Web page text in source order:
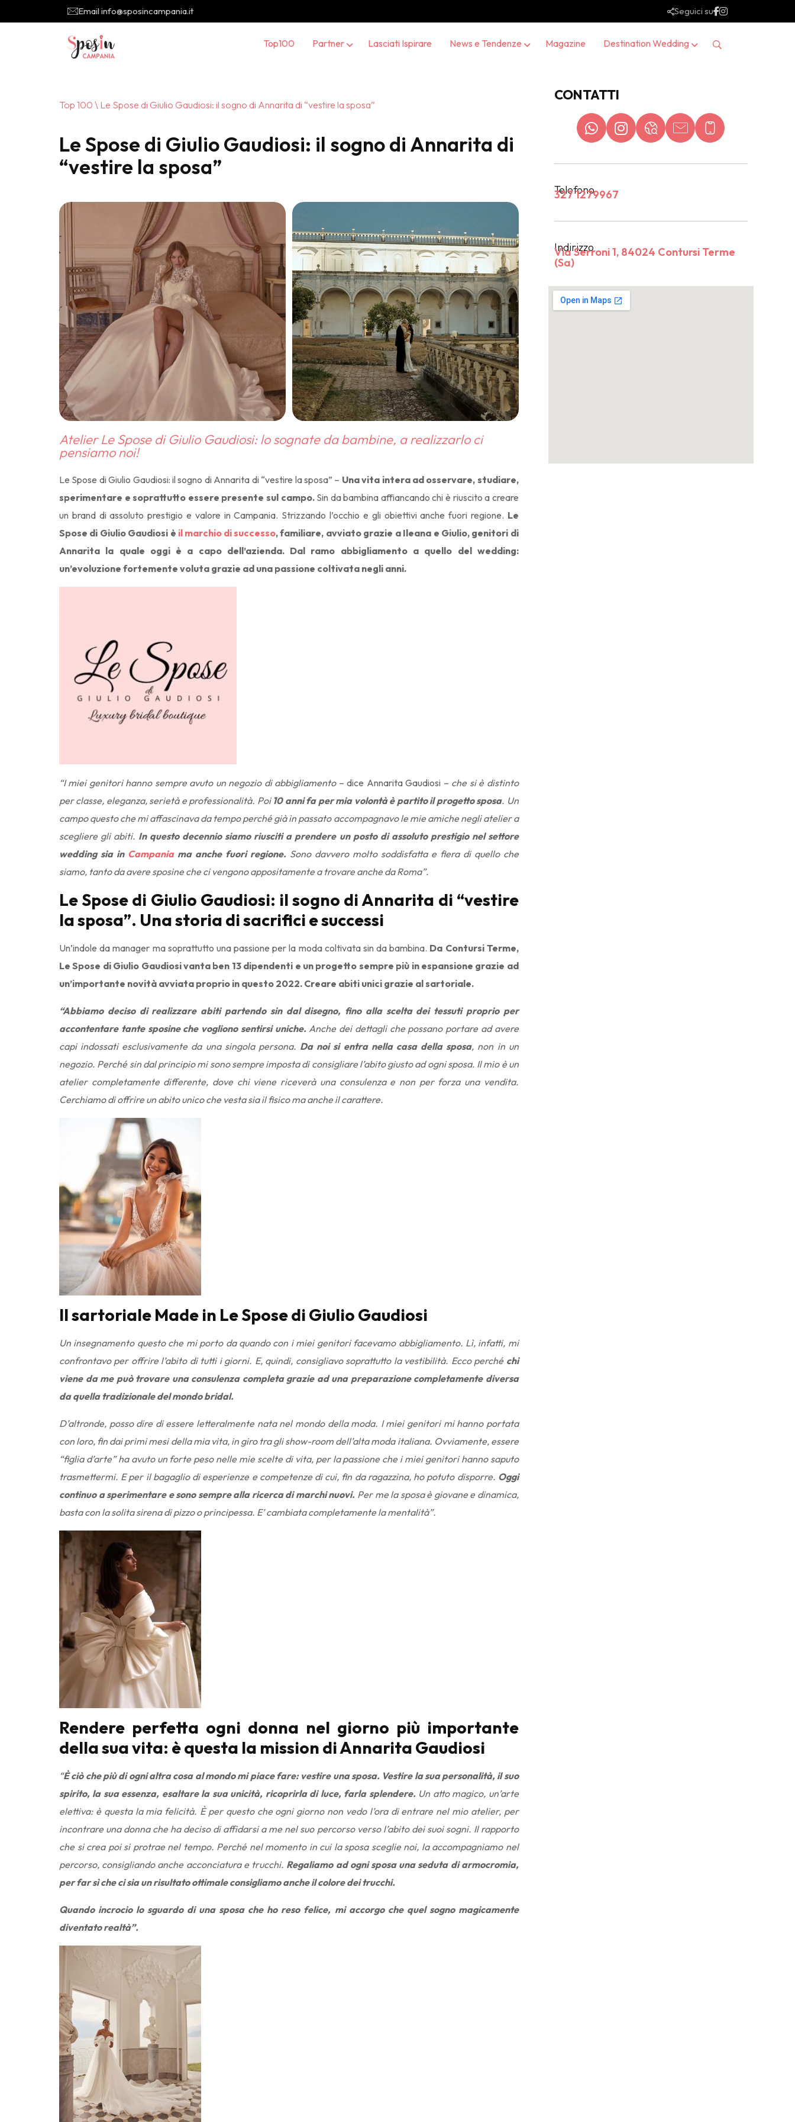
Email info@sposincampania.it Seguici su
Top100 Partner Lasciati Ispirare News e Tendenze Magazine Destination Wedding
Top 100 \ Le Spose di Giulio Gaudiosi: il sogno di Annarita di “vestire la sposa”
Le Spose di Giulio Gaudiosi: il sogno di Annarita di
“vestire la sposa”
Atelier Le Spose di Giulio Gaudiosi: lo sognate da bambine, a realizzarlo ci
pensiamo noi!
Le Spose di Giulio Gaudiosi: il sogno di Annarita di “vestire la sposa” – Una vita intera ad osservare, studiare,
sperimentare e soprattutto essere presente sul campo.Sin da bambina affiancando chi è riuscito a creare
un brand di assoluto prestigio e valore in Campania. Strizzando l’occhio e gli obiettivi anche fuori regione. Le
Spose di Giulio Gaudiosi è il marchio di successo, familiare, avviato grazie a Ileana e Giulio, genitori di
Annarita la quale oggi è a capo dell’azienda. Dal ramo abbigliamento a quello del wedding:
un’evoluzione fortemente voluta grazie ad una passione coltivata negli anni.
“I miei genitori hanno sempre avuto un negozio di abbigliamento – dice Annarita Gaudiosi – che si è distinto
per classe, eleganza, serietà e professionalità. Poi 10 anni fa per mia volontà è partito il progetto sposa. Un
campo questo che mi affascinava da tempo perché già in passato accompagnavo le mie amiche negli atelier a
scegliere gli abiti. In questo decennio siamo riusciti a prendere un posto di assoluto prestigio nel settore
wedding sia in Campaniama anche fuori regione.Sono davvero molto soddisfatta e fiera di quello che
siamo, tanto da avere sposine che ci vengono appositamente a trovare anche da Roma”.
Le Spose di Giulio Gaudiosi: il sogno di Annarita di “vestire
la sposa”. Una storia di sacrifici e successi
Un’indole da manager ma soprattutto una passione per la moda coltivata sin da bambina. Da Contursi Terme,
Le Spose di Giulio Gaudiosi vanta ben 13 dipendenti e un progetto sempre più in espansione grazie ad
un’importante novità avviata proprio in questo 2022. Creare abiti unici grazie al sartoriale.
“Abbiamo deciso di realizzare abiti partendo sin dal disegno, fino alla scelta dei tessuti proprio per
accontentare tante sposine che vogliono sentirsi uniche.Anche dei dettagli che possano portare ad avere
capi indossati esclusivamente da una singola persona. Da noi si entra nella casa della sposa, non in un
negozio. Perché sin dal principio mi sono sempre imposta di consigliare l’abito giusto ad ogni sposa. Il mio è un
atelier completamente differente, dove chi viene riceverà una consulenza e non per forza una vendita.
Cerchiamo di offrire un abito unico che vesta sia il fisico ma anche il carattere.
Il sartoriale Made in Le Spose di Giulio Gaudiosi
Un insegnamento questo che mi porto da quando con i miei genitori facevamo abbigliamento. Lì, infatti, mi
confrontavo per offrire l’abito di tutti i giorni. E, quindi, consigliavo soprattutto la vestibilità. Ecco perché chi
viene da me può trovare una consulenza completa grazie ad una preparazione completamente diversa
da quella tradizionale del mondo bridal.
D’altronde, posso dire di essere letteralmente nata nel mondo della moda. I miei genitori mi hanno portata
con loro, fin dai primi mesi della mia vita, in giro tra gli show-room dell’alta moda italiana. Ovviamente, essere
“figlia d’arte” ha avuto un forte peso nelle mie scelte di vita, per la passione che i miei genitori hanno saputo
trasmettermi. E per il bagaglio di esperienze e competenze di cui, fin da ragazzina, ho potuto disporre. Oggi
continuo a sperimentare e sono sempre alla ricerca di marchi nuovi. Per me la sposa è giovane e dinamica,
basta con la solita sirena di pizzo o principessa. E’ cambiata completamente la mentalità”.
Rendere perfetta ogni donna nel giorno più importante
della sua vita: è questa la mission di Annarita Gaudiosi
“È ciò che più di ogni altra cosa al mondo mi piace fare: vestire una sposa. Vestire la sua personalità, il suo
spirito, la sua essenza, esaltare la sua unicità, ricoprirla di luce, farla splendere.Un atto magico, un’arte
elettiva: è questa la mia felicità. È per questo che ogni giorno non vedo l’ora di entrare nel mio atelier, per
incontrare una donna che ha deciso di affidarsi a me nel suo percorso verso l’abito dei suoi sogni. Il rapporto
che si crea poi si protrae nel tempo. Perché nel momento in cui la sposa sceglie noi, la accompagniamo nel
percorso, consigliando anche acconciatura e trucchi. Regaliamo ad ogni sposa una seduta di armocromia,
per far sì che ci sia un risultato ottimale consigliamo anche il colore dei trucchi.
Quando incrocio lo sguardo di una sposa che ho reso felice, mi accorgo che quel sogno magicamente
diventato realtà”.
CONTATTI
Telefono
327 1279967
Indirizzo
Via Serroni 1, 84024 Contursi Terme
(Sa)